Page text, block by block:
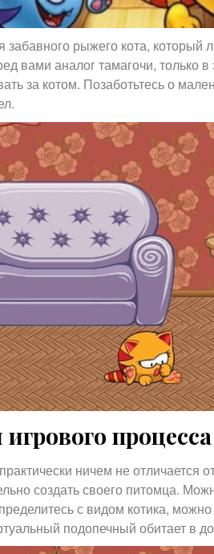
рыжего кота, который
вами аналог тамагочи, только в
за котом. Позаботьтесь о
процесса
ничем не отличается
создать своего питомца.
с видом котика,
подопечный обитает в